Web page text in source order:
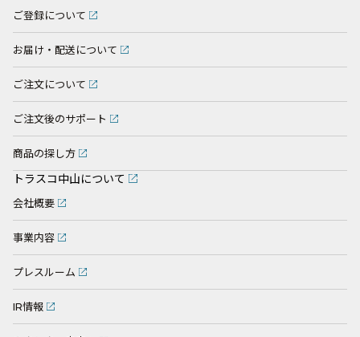
ご登録について
お届け・配送について
ご注文について
ご注文後のサポート
商品の探し方
トラスコ中山について
会社概要
事業内容
プレスルーム
IR情報